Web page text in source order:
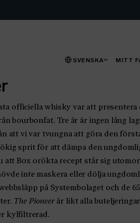
SVENSKA MITT
officiella whisky var att presentera
bourbonfat. Tre år är ingen lång
att vi var tvungna att göra den
sprit för att dämpa den
att Box orökta recept står sig
inte maskera eller dölja
på Systembolaget och de
The Pioneerär likt alla
kylfiltrerad.